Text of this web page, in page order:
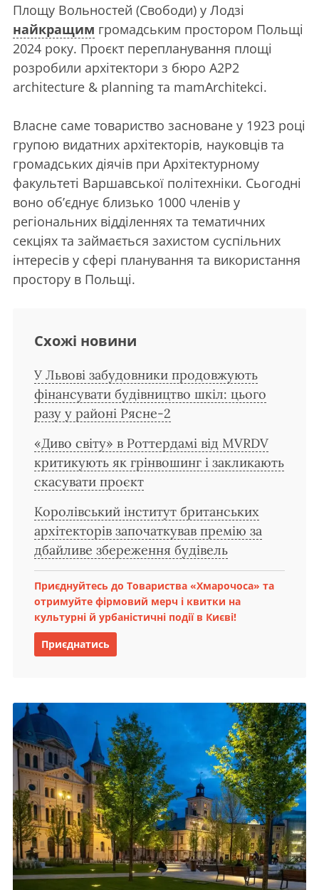
Площу Вольностей (Свободи) у Лодзі
найкращим громадським простором Польщі
2024 року. Проєкт перепланування площі
розробили архітектори з бюро A2P2
architecture & planning та mamArchitekci.
Власне саме товариство засноване у 1923 році
групою видатних архітекторів, науковців та
громадських діячів при Архітектурному
факультеті Варшавської політехніки. Сьогодні
воно об’єднує близько 1000 членів у
регіональних відділеннях та тематичних
секціях та займається захистом суспільних
інтересів у сфері планування та використання
простору в Польщі.
Схожі новини
У Львові забудовники продовжують
фінансувати будівництво шкіл: цього
разу у районі Рясне-2
«Диво світу» в Роттердамі від MVRDV
критикують як грінвошинг і закликають
скасувати проєкт
Королівський інститут британських
архітекторів започаткував премію за
дбайливе збереження будівель
Приєднуйтесь до Товариства «Хмарочоса» та
отримуйте фірмовий мерч і квитки на
культурні й урбаністичні події в Києві!
Приєднатись